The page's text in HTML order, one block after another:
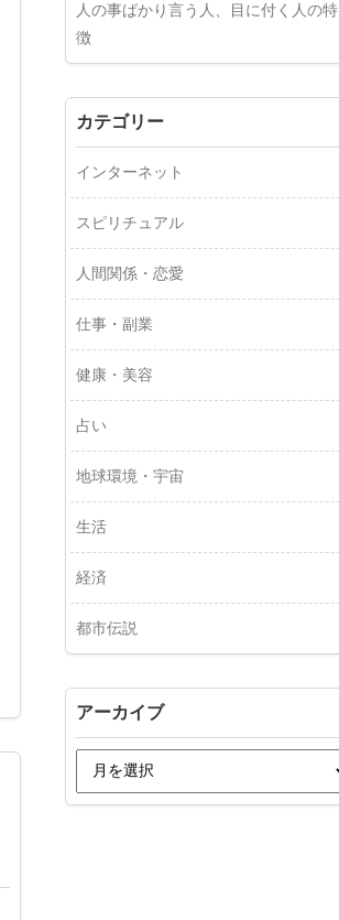
人の事ばかり言う人、目に付く人の特
徴
カテゴリー
インターネット
スピリチュアル
人間関係・恋愛
仕事・副業
健康・美容
占い
地球環境・宇宙
生活
経済
都市伝説
アーカイブ